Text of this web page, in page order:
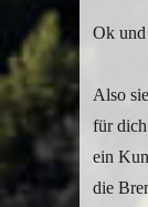
Ok und
Also
für
ein
die